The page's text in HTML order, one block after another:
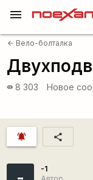
menu
arrow_back Вело-болталка
visibility 8 303 Новое
notifications_active share
-1